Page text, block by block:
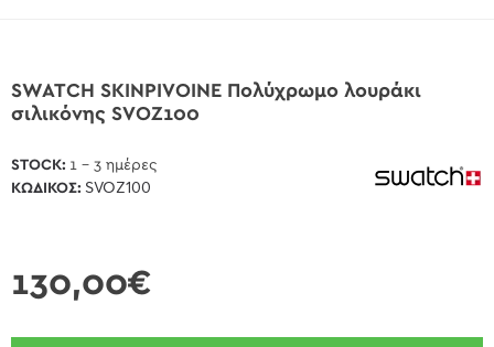
SWATCH SKINPIVOINE Πολύχρωμο λουράκι
σιλικόνης SVOZ100
130,00€
STOCK: 1 - 3 ημέρες
ΚΩΔΙΚΌΣ: SVOZ100